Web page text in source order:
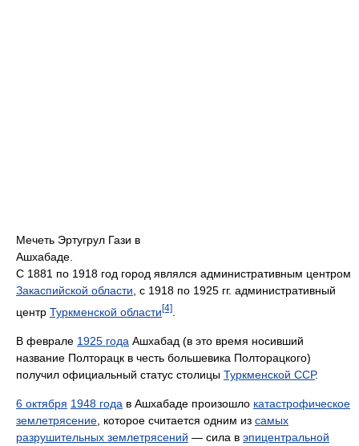
Мечеть Эртугрул Гази в
Ашхабаде.
С 1881 по 1918 год город являлся административным центром
Закаспийской области, с 1918 по 1925 гг. административный
центр Туркменской области [4]
В феврале 1925 года Ашхабад (в это время носивший
название Полторацк в честь большевика Полторацкого)
получил официальный статус столицы Туркменской ССР.
6 октября 1948 года в Ашхабаде произошло катастрофическое
землетрясение , которое считается одним из самых
разрушительных землетрясений — сила в эпицентральной